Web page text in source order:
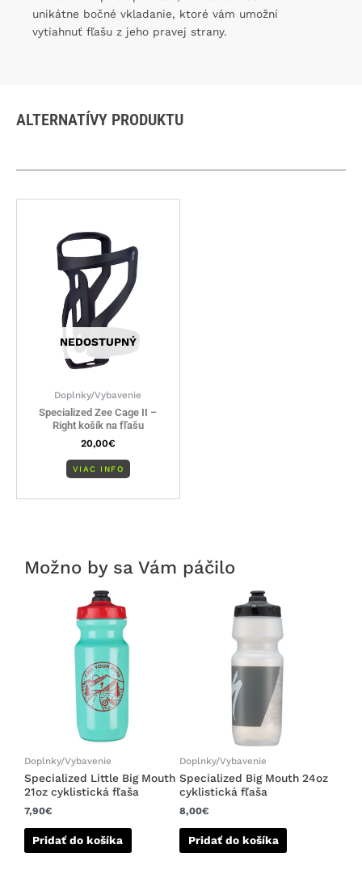
unikátne bočné vkladanie, ktoré vám umožní
vytiahnuť fľašu z jeho pravej strany.
ALTERNATÍVY PRODUKTU
NEDOSTUPNÝ
Doplnky/Vybavenie
Specialized Zee Cage II –
Right košík na fľašu
20,00€
VIAC INFO
Možno by sa Vám páčilo
Doplnky/Vybavenie
Specialized Little Big Mouth
21oz cyklistická fľaša
7,90€
Pridať do košíka
Doplnky/Vybavenie
Specialized Big Mouth 24oz
cyklistická fľaša
8,00€
Pridať do košíka